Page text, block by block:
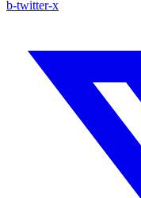
b-twitter-x